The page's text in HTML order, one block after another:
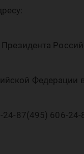
Федерации
87(495) 606-